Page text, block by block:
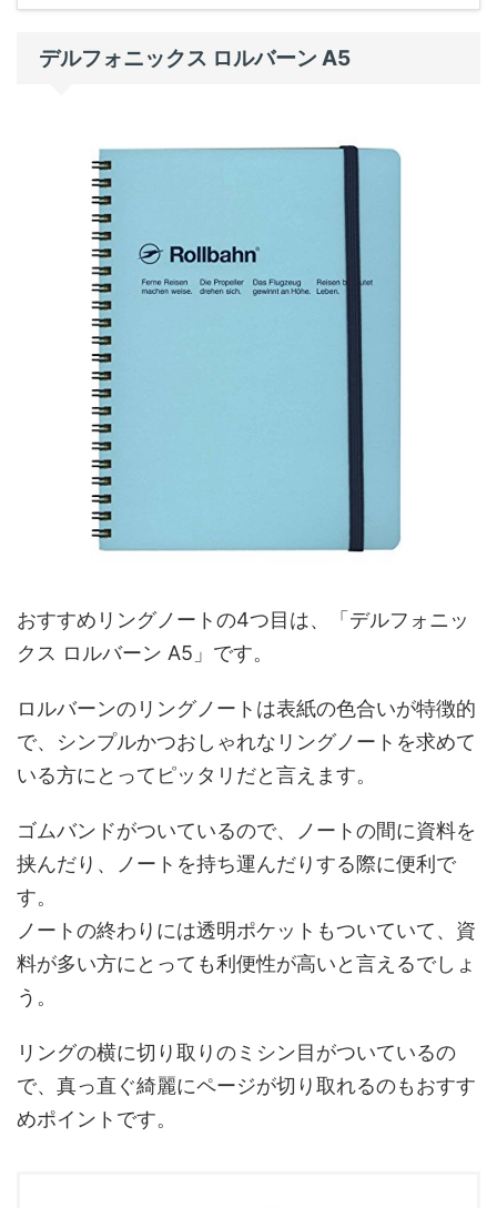
デルフォニックス ロルバーン A5
おすすめリングノートの4つ目は、「デルフォニッ
クス ロルバーン A5」です。
ロルバーンのリングノートは表紙の色合いが特徴的
で、シンプルかつおしゃれなリングノートを求めて
いる方にとってピッタリだと言えます。
ゴムバンドがついているので、ノートの間に資料を
挟んだり、ノートを持ち運んだりする際に便利で
す。
ノートの終わりには透明ポケットもついていて、資
料が多い方にとっても利便性が高いと言えるでしょ
う。
リングの横に切り取りのミシン目がついているの
で、真っ直ぐ綺麗にページが切り取れるのもおすす
めポイントです。